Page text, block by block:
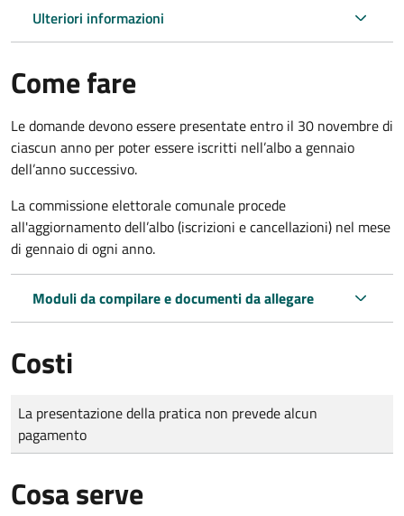
Ulteriori informazioni
Come fare
Le domandedevono essere presentate entro il 30 novembre di
ciascun anno per poter essere iscritti nell’albo a gennaio
dell’anno successivo.
La commissione elettorale comunale procede
all'aggiornamento dell’albo (iscrizioni e cancellazioni) nel mese
di gennaio di ogni anno.
Moduli da compilare e documenti da allegare
Costi
Tipo di pagamento
Importo
La presentazione della pratica non prevede alcun
pagamento
Cosa serve